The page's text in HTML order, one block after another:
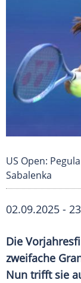
US Open:
Sabalenka
02.09.2025 -
Die
zweifache
Nun trifft sie